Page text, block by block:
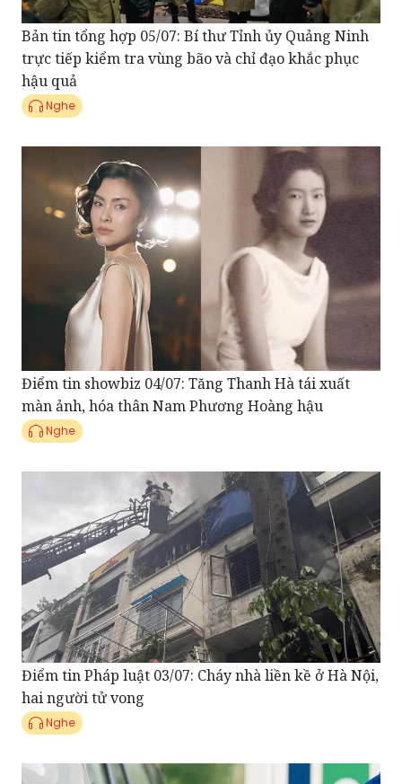
Bản tin tổng hợp 05/07: Bí thư Tỉnh ủy Quảng Ninh
trực tiếp kiểm tra vùng bão và chỉ đạo khắc phục
hậu quả
Nghe
Điểm tin showbiz 04/07: Tăng Thanh Hà tái xuất
màn ảnh, hóa thân Nam Phương Hoàng hậu
Nghe
Điểm tin Pháp luật 03/07: Cháy nhà liền kề ở Hà Nội,
hai người tử vong
Nghe